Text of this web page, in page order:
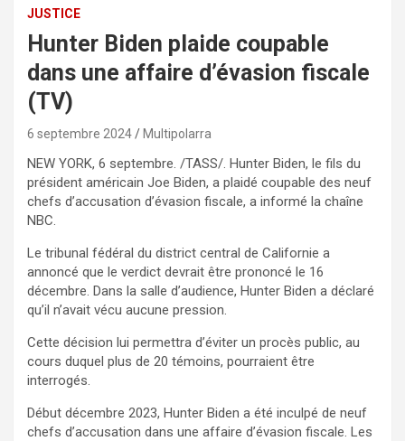
JUSTICE
Hunter Biden plaide coupable
dans une affaire d’évasion fiscale
(TV)
6 septembre 2024 Multipolarra
NEW YORK, 6 septembre. /TASS/. Hunter Biden, le fils du
président américain Joe Biden, a plaidé coupable des neuf
chefs d’accusation d’évasion fiscale, a informé la chaîne
NBC.
Le tribunal fédéral du district central de Californie a
annoncé que le verdict devrait être prononcé le 16
décembre. Dans la salle d’audience, Hunter Biden a déclaré
qu’il n’avait vécu aucune pression.
Cette décision lui permettra d’éviter un procès public, au
cours duquel plus de 20 témoins, pourraient être
interrogés.
Début décembre 2023, Hunter Biden a été inculpé de neuf
chefs d’accusation dans une affaire d’évasion fiscale. Les